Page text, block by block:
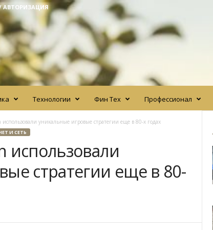
АВТОРИЗАЦИЯ
Технологии Фин Тех Профессионал
использовали уникальные игровые стратегии еще в 80-х годах
И СЕТЬ
использовали
стратегии еще в 80-